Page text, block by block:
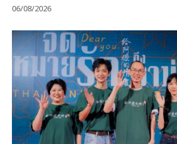
06/08/2026